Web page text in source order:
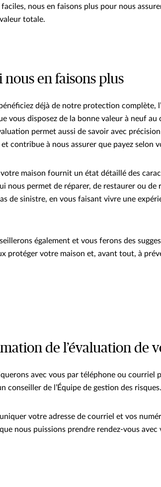
faciles, nous en faisons plus pour nous
totale.
nous en faisons plus
déjà de notre protection complète,
vous disposez de la bonne valeur à neuf
permet aussi de savoir avec
contribue à nous assurer que payez selon
votre maison fournit un état détaillé des
nous permet de réparer, de restaurer ou de
de sinistre, en vous faisant vivre une
également et vous ferons des
protéger votre maison et, avant tout, à
de l’évaluation de
avec vous par téléphone ou courriel
conseiller de l’Équipe de gestion des risques.
votre adresse de courriel et vos
nous puissions prendre rendez-vous